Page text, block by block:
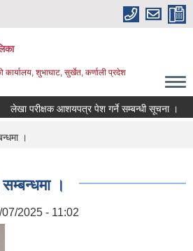
कार्यालय, शुभाघाट, सुर्खेत, कर्णाली प्रदेश
लेखा परीक्षक आशयपत्र पेश गर्ने सम्बन्धी सूचना ।
।
।
07/2025 - 11:02